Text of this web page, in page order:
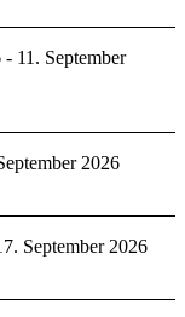
- 11. September
2026
September 2026